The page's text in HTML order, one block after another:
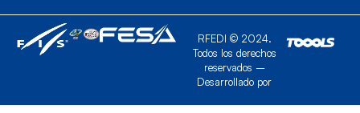
RFEDI © 2024.
Todos los derechos
reservados –
Desarrollado por